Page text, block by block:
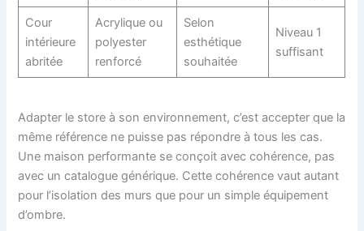
Cour
intérieure
abritée
Acrylique ou
polyester
renforcé
Selon
esthétique
souhaitée
Niveau 1
suffisant
Adapter le store à son environnement, c’est accepter que la
même référence ne puisse pas répondre à tous les cas.
Une maison performante se conçoit avec cohérence, pas
avec un catalogue générique. Cette cohérence vaut autant
pour l’isolation des murs que pour un simple équipement
d’ombre.